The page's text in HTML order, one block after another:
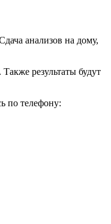
анализов на дому,
результаты будут
по телефону: